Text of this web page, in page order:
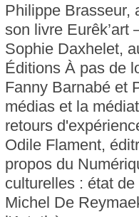
Philippe Brasseur,
son livre Eurêk’art
Sophie Daxhelet,
Éditions À pas de
Fanny Barnabé et
médias et la
retours
Odile Flament,
propos du
culturelles : état de
Michel De